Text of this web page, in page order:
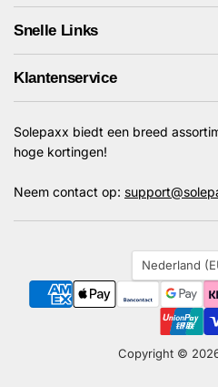
op
Facebook
op
Instagram
op
op
Snelle Links
Klantenservice
Solepaxx biedt een breed
hoge kortingen!
Neem contact op:
Land
Nederland
Copyright © 2026